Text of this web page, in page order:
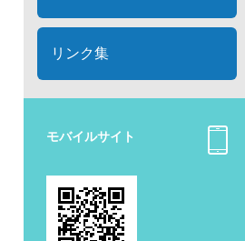
リンク集
モバイルサイト